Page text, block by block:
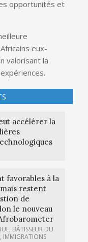
opportunités et
eux-
valorisant la
accélérer la
favorables à la
restent
de
le nouveau
, BÂTISSEUR DU
, IMMIGRATIONS